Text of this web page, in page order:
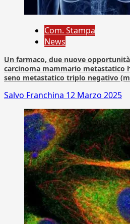
Com. Stampa
News
Un farmaco, due nuove
carcinoma mammario metastatico
seno metastatico triplo negativo
Salvo Franchina 12 Marzo 2025